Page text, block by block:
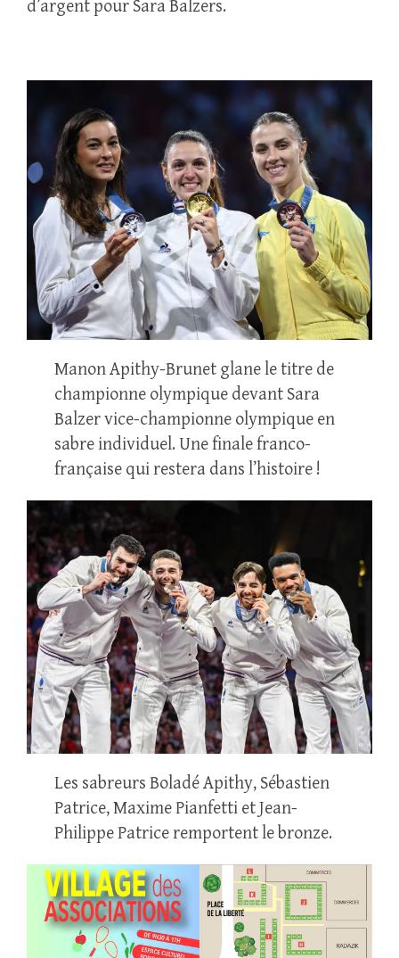
d’argent pour Sara Balzers.
Manon Apithy-Brunet glane le titre de
championne olympique devant Sara
Balzer vice-championne olympique en
sabre individuel. Une finale franco-
française qui restera dans l’histoire !
Les sabreurs Boladé Apithy, Sébastien
Patrice, Maxime Pianfetti et Jean-
Philippe Patrice remportent le bronze.